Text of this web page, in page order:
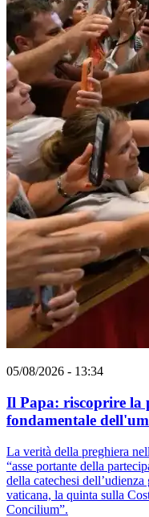
05/08/2026 - 13:34
Il Papa: riscoprire la
fondamentale
La verità della preghiera
“asse portante della
della catechesi
vaticana, la quinta sulla
Concilium”.